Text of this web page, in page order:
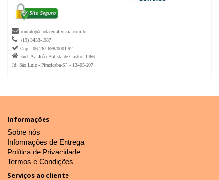
 contato@ciodaterralivraria.com.br
 (19) 3433-1987
 Cnpj: 06.267.698/0001-92
 End. Av. João Batista de Castro, 1066
Jd. São Luiz - Piracicaba-SP - 13405-207
Informações
Sobre nós
Informações de Entrega
Política de Privacidade
Termos e Condições
Serviços ao cliente